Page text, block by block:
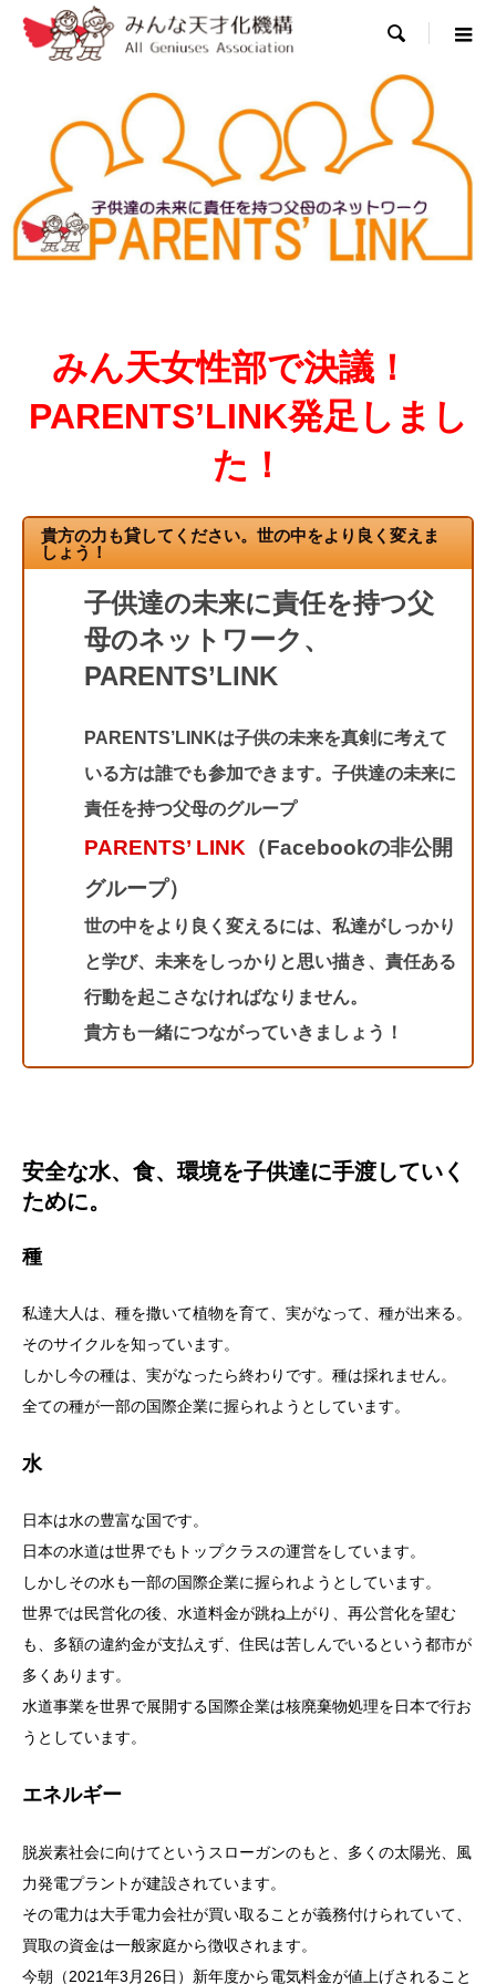

みん天女性部で決議！
PARENTS’LINK発足しまし
た！
貴方の力も貸してください。世の中をより良く変えま
しょう！
子供達の未来に責任を持つ父
母のネットワーク、
PARENTS’LINK
PARENTS’LINKは子供の未来を真剣に考えて
いる方は誰でも参加できます。子供達の未来に
責任を持つ父母のグループ
PARENTS’ LINK （Facebookの非公開
グループ）
世の中をより良く変えるには、私達がしっかり
と学び、未来をしっかりと思い描き、責任ある
行動を起こさなければなりません。
貴方も一緒につながっていきましょう！
安全な水、食、環境を子供達に手渡していく
ために。
種
私達大人は、種を撒いて植物を育て、実がなって、種が出来る。
そのサイクルを知っています。
しかし今の種は、実がなったら終わりです。種は採れません。
全ての種が一部の国際企業に握られようとしています。
水
日本は水の豊富な国です。
日本の水道は世界でもトップクラスの運営をしています。
しかしその水も一部の国際企業に握られようとしています。
世界では民営化の後、水道料金が跳ね上がり、再公営化を望む
も、多額の違約金が支払えず、住民は苦しんでいるという都市が
多くあります。
水道事業を世界で展開する国際企業は核廃棄物処理を日本で行お
うとしています。
エネルギー
脱炭素社会に向けてというスローガンのもと、多くの太陽光、風
力発電プラントが建設されています。
その電力は大手電力会社が買い取ることが義務付けられていて、
買取の資金は一般家庭から徴収されます。
今朝（2021年3月26日）新年度から電気料金が値上げされること